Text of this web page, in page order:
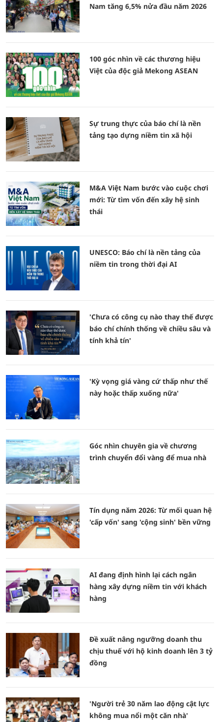
Nam tăng 6,5% nửa đầu năm 2026
100 góc nhìn về các thương hiệu
Việt của độc giả Mekong ASEAN
Sự trung thực của báo chí là nền
tảng tạo dựng niềm tin xã hội
M&A Việt Nam bước vào cuộc chơi
mới: Từ tìm vốn đến xây hệ sinh
thái
UNESCO: Báo chí là nền tảng của
niềm tin trong thời đại AI
'Chưa có công cụ nào thay thế được
báo chí chính thống về chiều sâu và
tính khả tín'
'Kỳ vọng giá vàng cứ thấp như thế
này hoặc thấp xuống nữa'
Góc nhìn chuyên gia về chương
trình chuyển đổi vàng để mua nhà
Tín dụng năm 2026: Từ mối quan hệ
'cấp vốn' sang 'cộng sinh' bền vững
AI đang định hình lại cách ngân
hàng xây dựng niềm tin với khách
hàng
Đề xuất nâng ngưỡng doanh thu
chịu thuế với hộ kinh doanh lên 3 tỷ
đồng
'Người trẻ 30 năm lao động cật lực
không mua nổi một căn nhà'